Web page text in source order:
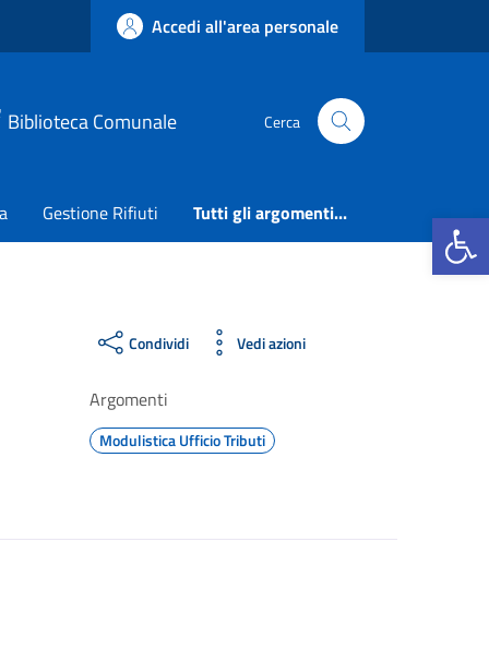
Apri la
Accedi all'area personale
Biblioteca Comunale Cerca
Gestione Rifiuti Tutti gli argomenti...
Condividi Vedi azioni
Argomenti
Modulistica Ufficio Tributi